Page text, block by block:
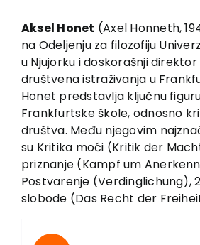
Books
In preparation
Sale
Authors
News
EU PROJECTS
Contact
Aksel Honet (Axel Honneth,
na Odeljenju za filozofiju
u Njujorku i doskorašnji
društvena istraživanja u
Honet predstavlja ključnu
Frankfurtske škole, odnosno
društva. Među njegovim
su Kritika moći (Kritik der
priznanje (Kampf um
Postvarenje (Verdinglichung),
slobode (Das Recht der